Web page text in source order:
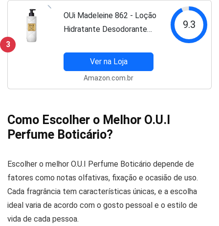
3
OUi Madeleine 862 - Loção
Hidratante Desodorante
9.3
Ver na Loja
Amazon.com.br
Como Escolher o Melhor O.U.I
Perfume Boticário?
Escolher o melhor O.U.I Perfume Boticário depende de
fatores como notas olfativas, fixação e ocasião de uso.
Cada fragrância tem características únicas, e a escolha
ideal varia de acordo com o gosto pessoal e o estilo de
vida de cada pessoa.